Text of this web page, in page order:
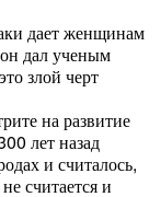
дает женщинам
дал ученым
злой черт
на развитие
лет назад
и считалось,
считается и